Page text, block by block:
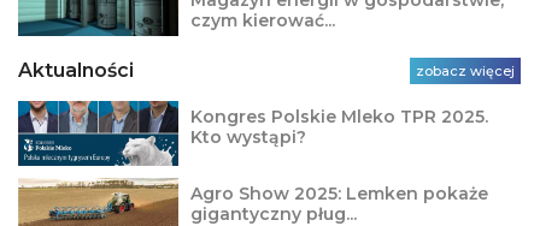
czym kierować...
Aktualności zobacz więcej
Kongres Polskie Mleko TPR 2025.
Kto wystąpi?
Agro Show 2025: Lemken pokaże
gigantyczny pług...